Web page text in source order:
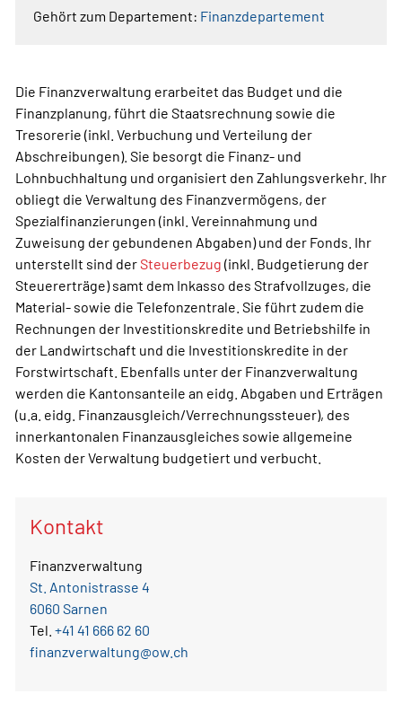
Gehört zum Departement: Finanzdepartement
Die Finanzverwaltung erarbeitet das Budget und die
Finanzplanung, führt die Staatsrechnung sowie die
Tresorerie (inkl. Verbuchung und Verteilung der
Abschreibungen). Sie besorgt die Finanz- und
Lohnbuchhaltung und organisiert den Zahlungsverkehr. Ihr
obliegt die Verwaltung des Finanzvermögens, der
Spezialfinanzierungen (inkl. Vereinnahmung und
Zuweisung der gebundenen Abgaben) und der Fonds. Ihr
unterstellt sind derSteuerbezug (inkl. Budgetierung der
Steuererträge) samt dem Inkasso des Strafvollzuges, die
Material- sowie die Telefonzentrale. Sie führt zudem die
Rechnungen der Investitionskredite und Betriebshilfe in
der Landwirtschaft und die Investitionskredite in der
Forstwirtschaft. Ebenfalls unter der Finanzverwaltung
werden die Kantonsanteile an eidg. Abgaben und Erträgen
(u.a. eidg. Finanzausgleich/Verrechnungssteuer), des
innerkantonalen Finanzausgleiches sowie allgemeine
Kosten der Verwaltung budgetiert und verbucht.
Kontakt
Finanzverwaltung
St. Antonistrasse 4
6060 Sarnen
Tel. +41 41 666 62 60
finanzverwaltung@ow.ch